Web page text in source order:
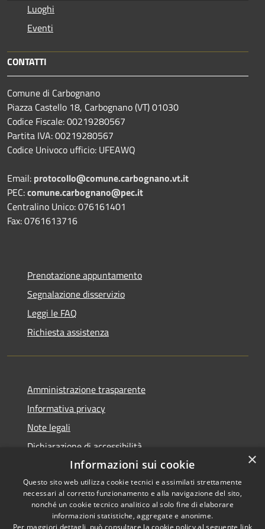
Luoghi
Eventi
CONTATTI
Comune di Carbognano
Piazza Castello 18, Carbognano (VT) 01030
Codice Fiscale: 00219280567
Partita IVA: 00219280567
Codice Univoco ufficio: UFEAWQ
Email: protocollo@comune.carbognano.vt.it
PEC:comune.carbognano@pec.it
Centralino Unico: 076161401
Fax: 0761613716
Prenotazione appuntamento
Segnalazione disservizio
Leggi le FAQ
Richiesta assistenza
Amministrazione trasparente
Informativa privacy
Note legali
Dichiarazione di accessibilità
Accessibilità
Copyright © 2026 • Comune di
Carbognano • Powered by
×
Informazioni sui cookie
Questo sito web utilizza cookie tecnici e assimilati strettamente
necessari al corretto funzionamento e alla navigazione del sito,
nonché un cookie tecnico analitico al solo fine di elaborare
informazioni statistiche, aggregate e anonime.
Per maggiori dettagli, può consultare la cookie policy al seguente link